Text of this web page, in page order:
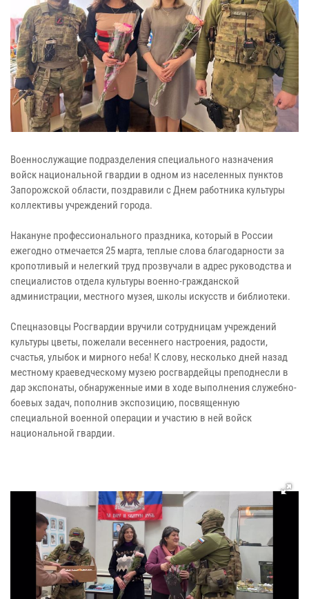
Военнослужащие подразделения специального назначения
войск национальной гвардии в одном из населенных пунктов
Запорожской области, поздравили с Днем работника культуры
коллективы учреждений города.
Накануне профессионального праздника, который в России
ежегодно отмечается 25 марта, теплые слова благодарности за
кропотливый и нелегкий труд прозвучали в адрес руководства и
специалистов отдела культуры военно-гражданской
администрации, местного музея, школы искусств и библиотеки.
Спецназовцы Росгвардии вручили сотрудницам учреждений
культуры цветы, пожелали весеннего настроения, радости,
счастья, улыбок и мирного неба! К слову, несколько дней назад
местному краеведческому музею росгвардейцы преподнесли в
дар экспонаты, обнаруженные ими в ходе выполнения служебно-
боевых задач, пополнив экспозицию, посвященную
специальной военной операции и участию в ней войск
национальной гвардии.